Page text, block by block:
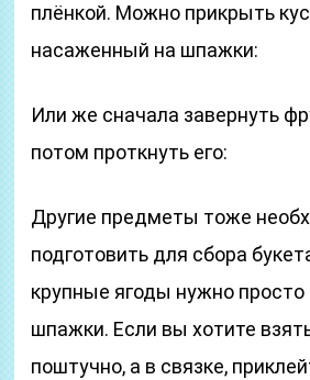
плёнкой. Можно прикрыть
насаженный на шпажки:
Или же сначала завернуть
потом проткнуть его:
Другие предметы тоже
подготовить для сбора
крупные ягоды нужно просто
шпажки. Если вы хотите
поштучно, а в связке,